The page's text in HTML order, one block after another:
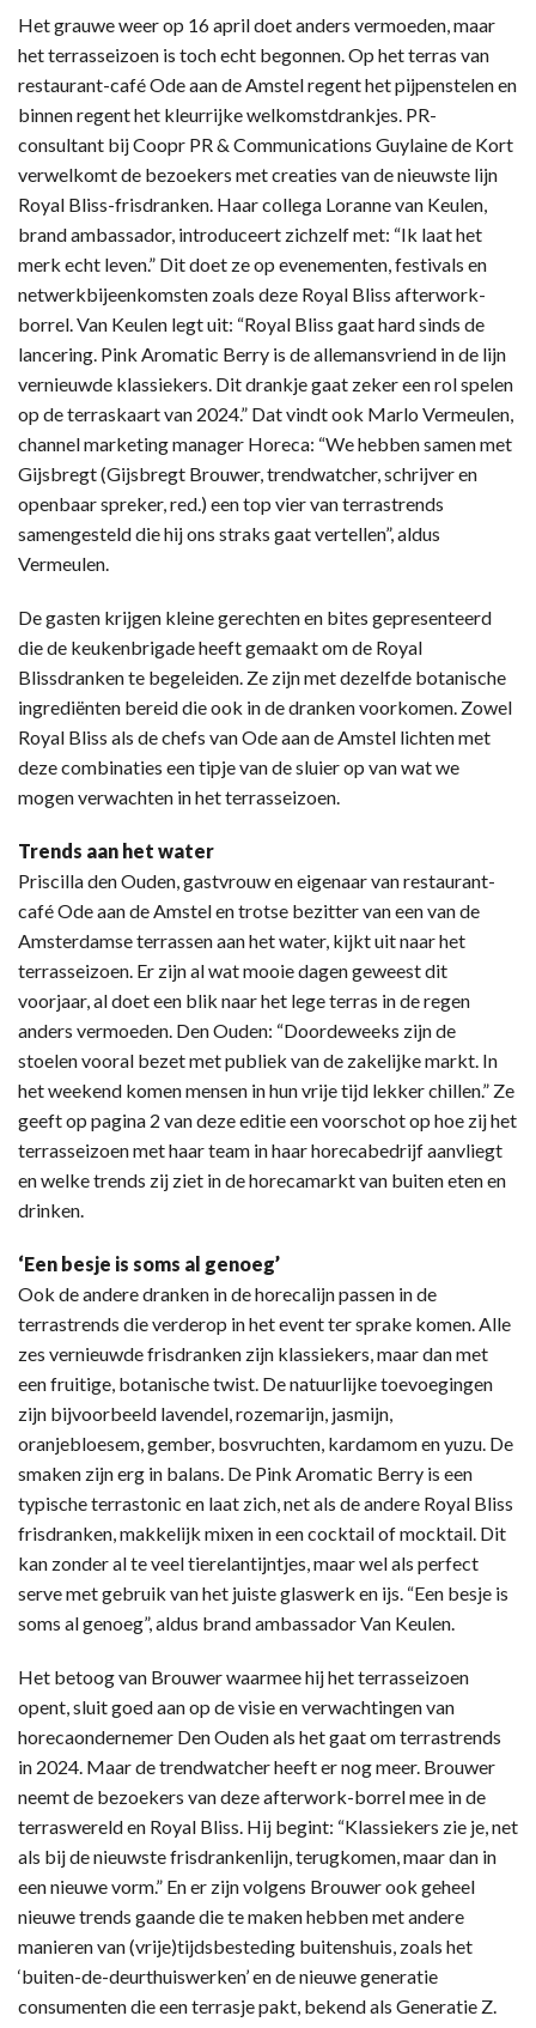
Het grauwe weer op 16 april doet anders vermoeden, maar
het terrasseizoen is toch echt begonnen. Op het terras van
restaurant-café Ode aan de Amstel regent het pijpenstelen en
binnen regent het kleurrijke welkomstdrankjes. PR-
consultant bij Coopr PR & Communications Guylaine de Kort
verwelkomt de bezoekers met creaties van de nieuwste lijn
Royal Bliss-frisdranken. Haar collega Loranne van Keulen,
brand ambassador, introduceert zichzelf met: “Ik laat het
merk echt leven.” Dit doet ze op evenementen, festivals en
netwerkbijeenkomsten zoals deze Royal Bliss afterwork-
borrel. Van Keulen legt uit: “Royal Bliss gaat hard sinds de
lancering. Pink Aromatic Berry is de allemansvriend in de lijn
vernieuwde klassiekers. Dit drankje gaat zeker een rol spelen
op de terraskaart van 2024.” Dat vindt ook Marlo Vermeulen,
channel marketing manager Horeca: “We hebben samen met
Gijsbregt (Gijsbregt Brouwer, trendwatcher, schrijver en
openbaar spreker, red.) een top vier van terrastrends
samengesteld die hij ons straks gaat vertellen”, aldus
Vermeulen.
De gasten krijgen kleine gerechten en bites gepresenteerd
die de keukenbrigade heeft gemaakt om de Royal
Blissdranken te begeleiden. Ze zijn met dezelfde botanische
ingrediënten bereid die ook in de dranken voorkomen. Zowel
Royal Bliss als de chefs van Ode aan de Amstel lichten met
deze combinaties een tipje van de sluier op van wat we
mogen verwachten in het terrasseizoen.
Trends aan het water
Priscilla den Ouden, gastvrouw en eigenaar van restaurant-
café Ode aan de Amstel en trotse bezitter van een van de
Amsterdamse terrassen aan het water, kijkt uit naar het
terrasseizoen. Er zijn al wat mooie dagen geweest dit
voorjaar, al doet een blik naar het lege terras in de regen
anders vermoeden. Den Ouden: “Doordeweeks zijn de
stoelen vooral bezet met publiek van de zakelijke markt. In
het weekend komen mensen in hun vrije tijd lekker chillen.” Ze
geeft op pagina 2 van deze editie een voorschot op hoe zij het
terrasseizoen met haar team in haar horecabedrijf aanvliegt
en welke trends zij ziet in de horecamarkt van buiten eten en
drinken.
‘Een besje is soms al genoeg’
Ook de andere dranken in de horecalijn passen in de
terrastrends die verderop in het event ter sprake komen. Alle
zes vernieuwde frisdranken zijn klassiekers, maar dan met
een fruitige, botanische twist. De natuurlijke toevoegingen
zijn bijvoorbeeld lavendel, rozemarijn, jasmijn,
oranjebloesem, gember, bosvruchten, kardamom en yuzu. De
smaken zijn erg in balans. De Pink Aromatic Berry is een
typische terrastonic en laat zich, net als de andere Royal Bliss
frisdranken, makkelijk mixen in een cocktail of mocktail. Dit
kan zonder al te veel tierelantijntjes, maar wel als perfect
serve met gebruik van het juiste glaswerk en ijs. “Een besje is
soms al genoeg”, aldus brand ambassador Van Keulen.
Het betoog van Brouwer waarmee hij het terrasseizoen
opent, sluit goed aan op de visie en verwachtingen van
horecaondernemer Den Ouden als het gaat om terrastrends
in 2024. Maar de trendwatcher heeft er nog meer. Brouwer
neemt de bezoekers van deze afterwork-borrel mee in de
terraswereld en Royal Bliss. Hij begint: “Klassiekers zie je, net
als bij de nieuwste frisdrankenlijn, terugkomen, maar dan in
een nieuwe vorm.” En er zijn volgens Brouwer ook geheel
nieuwe trends gaande die te maken hebben met andere
manieren van (vrije)tijdsbesteding buitenshuis, zoals het
‘buiten-de-deurthuiswerken’ en de nieuwe generatie
consumenten die een terrasje pakt, bekend als Generatie Z.